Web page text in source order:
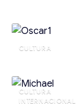
CULTURA
CULTURA
INTERNACIONAL